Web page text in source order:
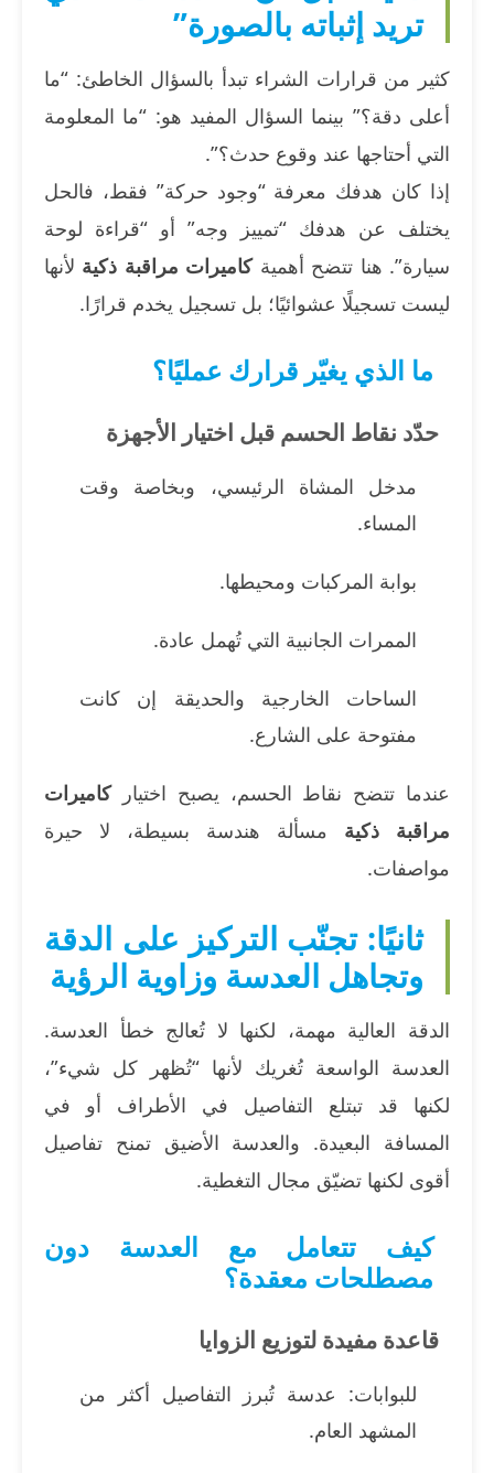
تريد إثباته بالصورة”
كثير من قرارات الشراء تبدأ بالسؤال الخاطئ: “ما
أعلى دقة؟” بينما السؤال المفيد هو: “ما المعلومة
التي أحتاجها عند وقوع حدث؟”.
إذا كان هدفك معرفة “وجود حركة” فقط، فالحل
يختلف عن هدفك “تمييز وجه” أو “قراءة لوحة
سيارة”. هنا تتضح أهميةكاميرات مراقبة ذكية لأنها
ليست تسجيلًا عشوائيًا؛ بل تسجيل يخدم قرارًا.
ما الذي يغيّر قرارك عمليًا؟
حدّد نقاط الحسم قبل اختيار الأجهزة
مدخل المشاة الرئيسي، وبخاصة وقت
المساء.
بوابة المركبات ومحيطها.
الممرات الجانبية التي تُهمل عادة.
الساحات الخارجية والحديقة إن كانت
مفتوحة على الشارع.
عندما تتضح نقاط الحسم، يصبح اختياركاميرات
مراقبة ذكية مسألة هندسة بسيطة، لا حيرة
مواصفات.
ثانيًا: تجنّب التركيز على الدقة
وتجاهل العدسة وزاوية الرؤية
الدقة العالية مهمة، لكنها لا تُعالج خطأ العدسة.
العدسة الواسعة تُغريك لأنها “تُظهر كل شيء”،
لكنها قد تبتلع التفاصيل في الأطراف أو في
المسافة البعيدة. والعدسة الأضيق تمنح تفاصيل
أقوى لكنها تضيّق مجال التغطية.
كيف تتعامل مع العدسة دون
مصطلحات معقدة؟
قاعدة مفيدة لتوزيع الزوايا
للبوابات: عدسة تُبرز التفاصيل أكثر من
المشهد العام.